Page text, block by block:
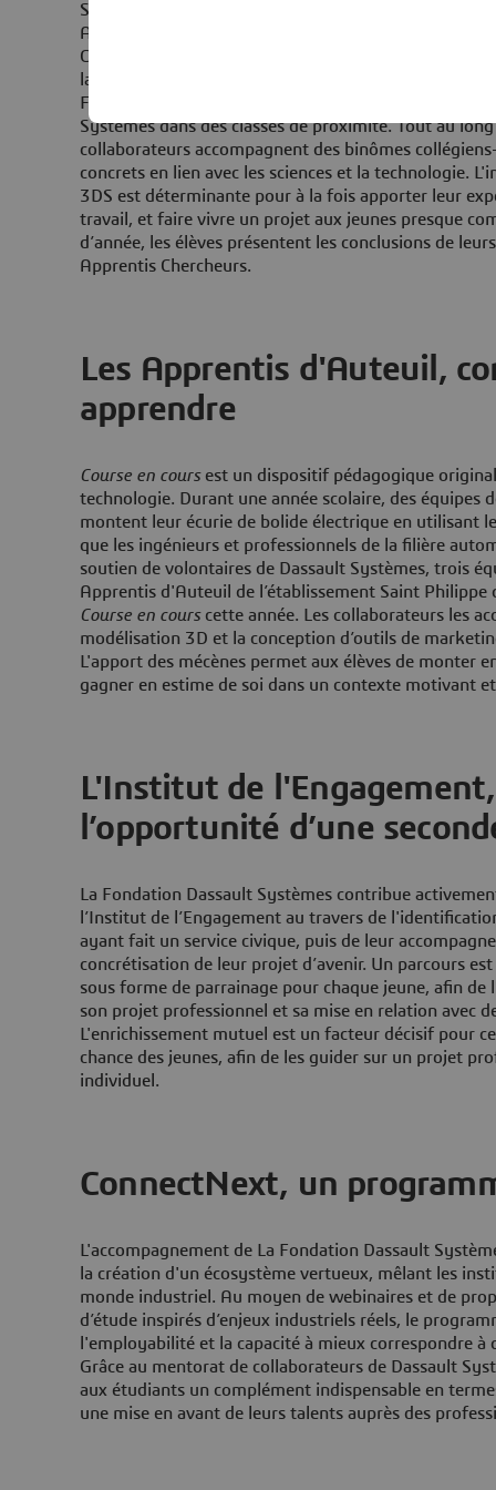
Souvent les collégiens et les lycéens connaissent mal
Avec son programme « Apprentis Chercheurs »,
Connaissances propose de leur faire vivre "
laboratoires de centres de recherche ou de la R&D
Fondation Dassault Systèmes permet l'intervention
Systèmes dans des classes de proximité. Tout au long
collaborateurs accompagnent des binômes
concrets en lien avec les sciences et la technologie.
3DS est déterminante pour à la fois apporter leur
travail, et faire vivre un projet aux jeunes presque
d’année, les élèves présentent les conclusions de
Apprentis Chercheurs.
Les Apprentis d'Auteuil,
apprendre
Course en coursest un dispositif pédagogique
technologie. Durant une année scolaire, des équipes
montent leur écurie de bolide électrique en utilisant
que les ingénieurs et professionnels de la filière
soutien de volontaires de Dassault Systèmes, trois
Apprentis d'Auteuil de l’établissement Saint Philippe
Course en courscette année. Les collaborateurs les
modélisation 3D et la conception d’outils de
L'apport des mécènes permet aux élèves de monter
gagner en estime de soi dans un contexte motivant
L'Institut de
l’opportunité d’une
La Fondation Dassault Systèmes contribue
l’Institut de l’Engagement au travers de
ayant fait un service civique, puis de leur
concrétisation de leur projet d’avenir. Un parcours
sous forme de parrainage pour chaque jeune, afin
son projet professionnel et sa mise en relation avec
L'enrichissement mutuel est un facteur décisif pour
chance des jeunes, afin de les guider sur un projet
individuel.
ConnectNext, un
L'accompagnement de La Fondation Dassault
la création d'un écosystème vertueux, mêlant les
monde industriel. Au moyen de webinaires et de
d’étude inspirés d’enjeux industriels réels, le
l'employabilité et la capacité à mieux correspondre à
Grâce au mentorat de collaborateurs de Dassault
aux étudiants un complément indispensable en
une mise en avant de leurs talents auprès des